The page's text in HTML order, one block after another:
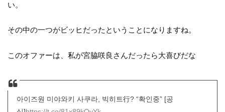
い。
その中の一つがビッヒだったということになりますね。
このオファーは、私が宮脇咲良さんだったら大喜びだな
아이즈원 미야와키 사쿠라, 빅히트行? “확인중” [공